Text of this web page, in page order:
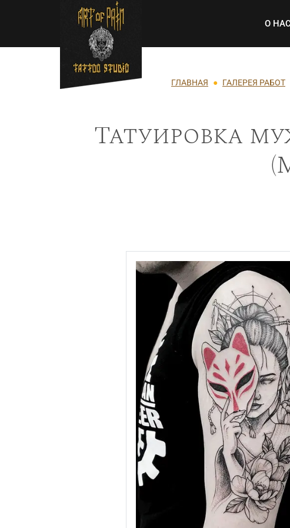
Перейти к основному содержанию
О
Строка навигации
ГЛАВНАЯ ГАЛЕРЕЯ РАБОТ
Татуировка